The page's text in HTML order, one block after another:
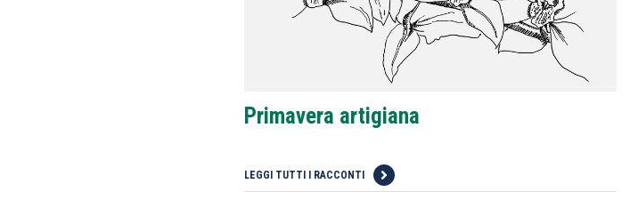
Primavera artigiana
LEGGI TUTTI I RACCONTI